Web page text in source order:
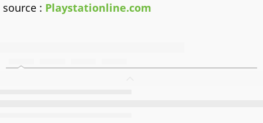
source : Playstationline.com